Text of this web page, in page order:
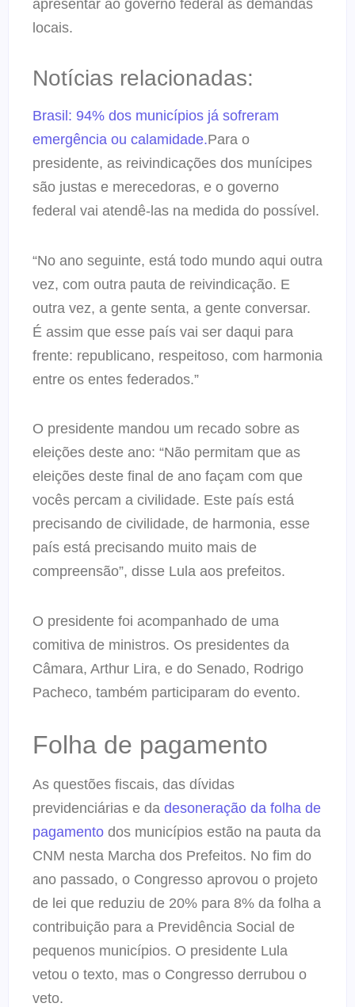
apresentar ao governo federal as demandas
locais.
Notícias relacionadas:
Brasil: 94% dos municípios já sofreram
emergência ou calamidade.Para o
presidente, as reivindicações dos munícipes
são justas e merecedoras, e o governo
federal vai atendê-las na medida do possível.
“No ano seguinte, está todo mundo aqui outra
vez, com outra pauta de reivindicação. E
outra vez, a gente senta, a gente conversar.
É assim que esse país vai ser daqui para
frente: republicano, respeitoso, com harmonia
entre os entes federados.”
O presidente mandou um recado sobre as
eleições deste ano: “Não permitam que as
eleições deste final de ano façam com que
vocês percam a civilidade. Este país está
precisando de civilidade, de harmonia, esse
país está precisando muito mais de
compreensão”, disse Lula aos prefeitos.
O presidente foi acompanhado de uma
comitiva de ministros. Os presidentes da
Câmara, Arthur Lira, e do Senado, Rodrigo
Pacheco, também participaram do evento.
Folha de pagamento
As questões fiscais, das dívidas
previdenciárias e da desoneração da folha de
pagamento dos municípios estão na pauta da
CNM nesta Marcha dos Prefeitos. No fim do
ano passado, o Congresso aprovou o projeto
de lei que reduziu de 20% para 8% da folha a
contribuição para a Previdência Social de
pequenos municípios. O presidente Lula
vetou o texto, mas o Congresso derrubou o
veto.